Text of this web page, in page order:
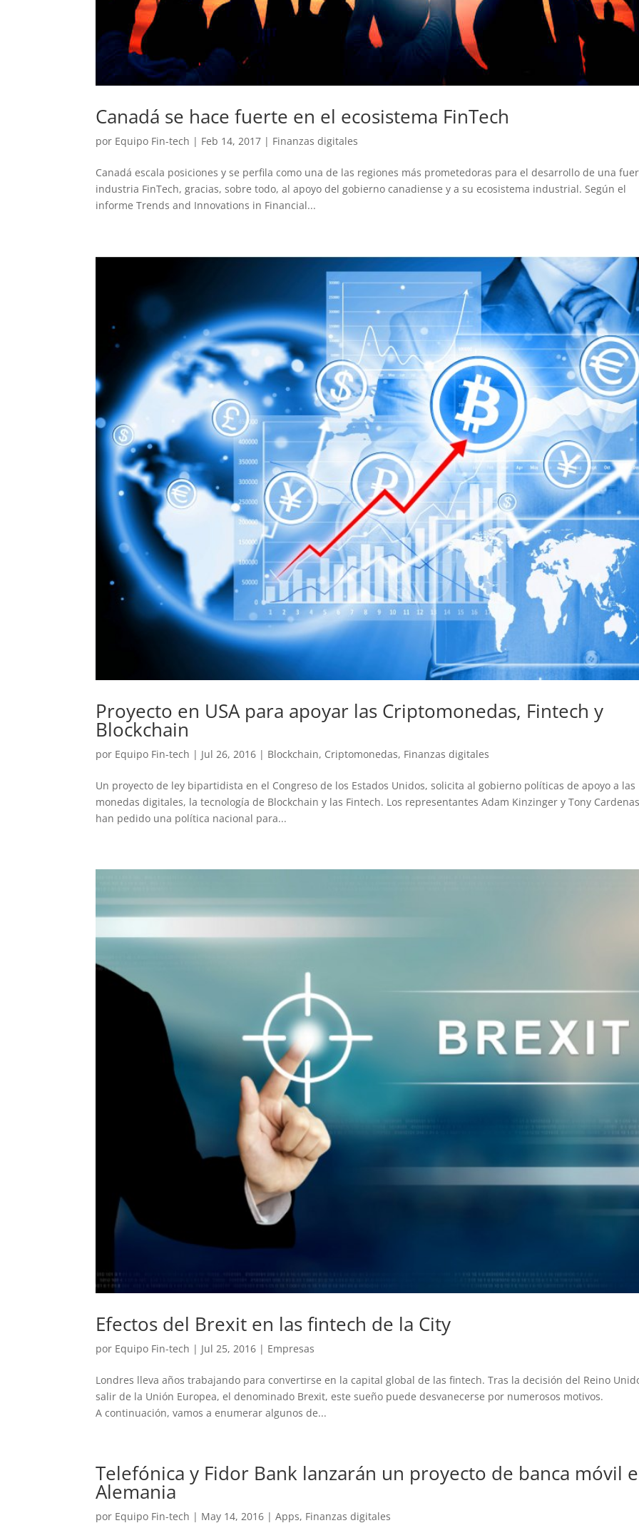
Canadá se hace fuerte en el ecosistema FinTech
por Equipo Fin-tech | Feb 14, 2017 | Finanzas digitales
Canadá escala posiciones y se perfila como una de las regiones más prometedoras para el desarrollo de una
industria FinTech, gracias, sobre todo, al apoyo del gobierno canadiense y a su ecosistema industrial. Según el
informe Trends and Innovations in Financial...
Proyecto en USA para apoyar las Criptomonedas, Fintech y
Blockchain
por Equipo Fin-tech | Jul 26, 2016 | Blockchain, Criptomonedas, Finanzas digitales
Un proyecto de ley bipartidista en el Congreso de los Estados Unidos, solicita al gobierno políticas de apoyo a las
monedas digitales, la tecnología de Blockchain y las Fintech. Los representantes Adam Kinzinger y Tony
han pedido una política nacional para...
Efectos del Brexit en las fintech de la City
por Equipo Fin-tech | Jul 25, 2016 | Empresas
Londres lleva años trabajando para convertirse en la capital global de las fintech. Tras la decisión del Reino
salir de la Unión Europea, el denominado Brexit, este sueño puede desvanecerse por numerosos motivos.
A continuación, vamos a enumerar algunos de...
Telefónica y Fidor Bank lanzarán un proyecto de banca móvil
Alemania
por Equipo Fin-tech | May 14, 2016 |Apps, Finanzas digitales